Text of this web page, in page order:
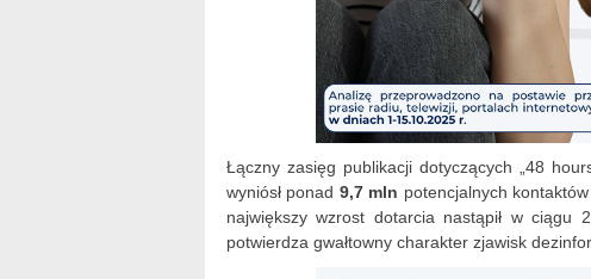
Łączny zasięg publikacji dotyczących „48
wyniósł ponad 9,7 mln potencjalnych
największy wzrost dotarcia nastąpił w
potwierdza gwałtowny charakter zjawisk